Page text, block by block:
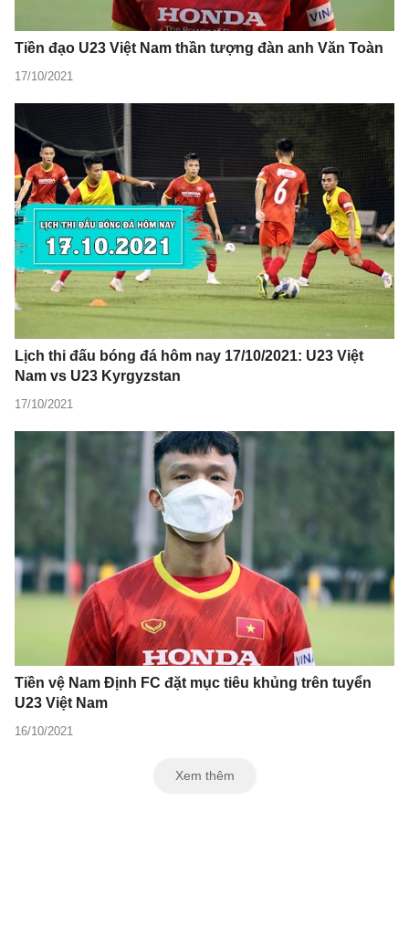
Tiền đạo U23 Việt Nam thần tượng đàn anh Văn Toàn
17/10/2021
Lịch thi đấu bóng đá hôm nay 17/10/2021: U23 Việt
Nam vs U23 Kyrgyzstan
17/10/2021
Tiền vệ Nam Định FC đặt mục tiêu khủng trên tuyển
U23 Việt Nam
16/10/2021
Xem thêm